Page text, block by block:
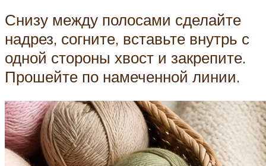
Снизу между полосами сделайте
надрез, согните, вставьте внутрь с
одной стороны хвост и закрепите.
Прошейте по намеченной линии.